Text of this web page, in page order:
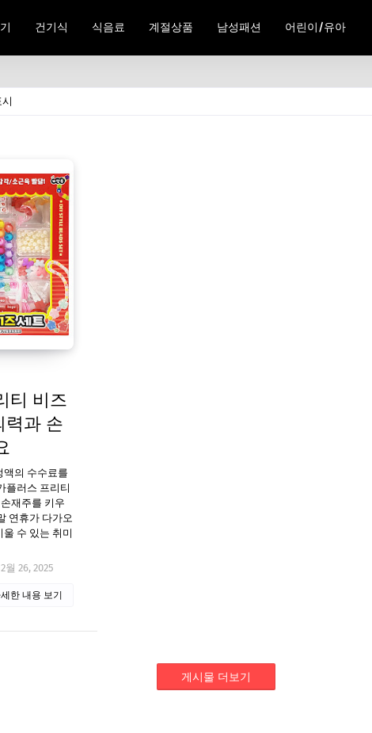
건기식 식음료 계절상품 남성패션 어린이/유아
티 비즈
력과 손
액의 수수료를
플러스 프리티
재주를 키우
연휴가 다가오
수 있는 취미
월 26, 2025
한 내용 보기
게시물 더보기